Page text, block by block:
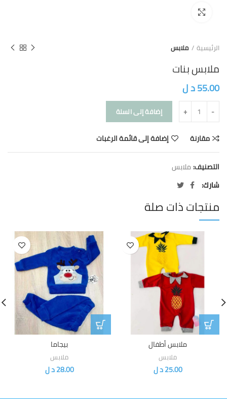
الرئيسية ملابس
ملابس بنات
55.00د ل
إضافة إلى السلة
مقارنة إضافة إلى قائمة الرغبات
التصنيف: ملابس
شارك
منتجات ذات صلة
ملابس أطفال
ملابس
25.00د ل
بيجاما
ملابس
28.00د ل